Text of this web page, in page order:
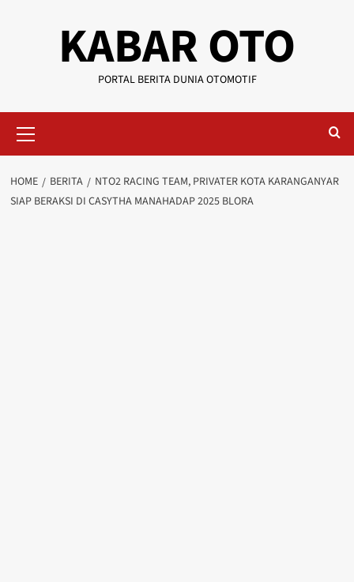
KABAR OTO
PORTAL BERITA DUNIA OTOMOTIF
HOME BERITA
NTO2 RACING TEAM, PRIVATER KOTA KARANGANYAR
SIAP BERAKSI DI CASYTHA MANAHADAP 2025 BLORA